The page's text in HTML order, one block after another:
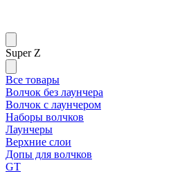
Super Z
Все товары
Волчок без лаунчера
Волчок с лаунчером
Наборы волчков
Лаунчеры
Верхние слои
Допы для волчков
GT